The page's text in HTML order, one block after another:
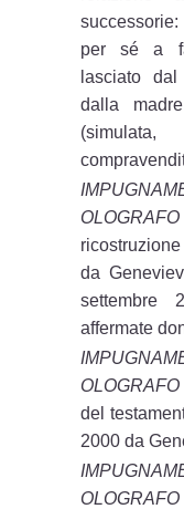
per sé a
lasciato
dalla
da
settembre
affermate
del
2000 da